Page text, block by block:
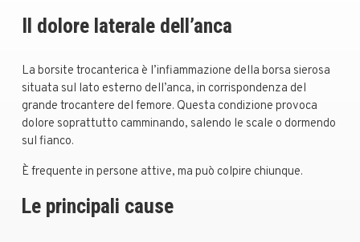
Il dolore laterale dell’anca
La borsite trocanterica è l’infiammazione della borsa sierosa
situata sul lato esterno dell’anca, in corrispondenza del
grande trocantere del femore. Questa condizione provoca
dolore soprattutto camminando, salendo le scale o dormendo
sul fianco.
È frequente in persone attive, ma può colpire chiunque.
Le principali cause